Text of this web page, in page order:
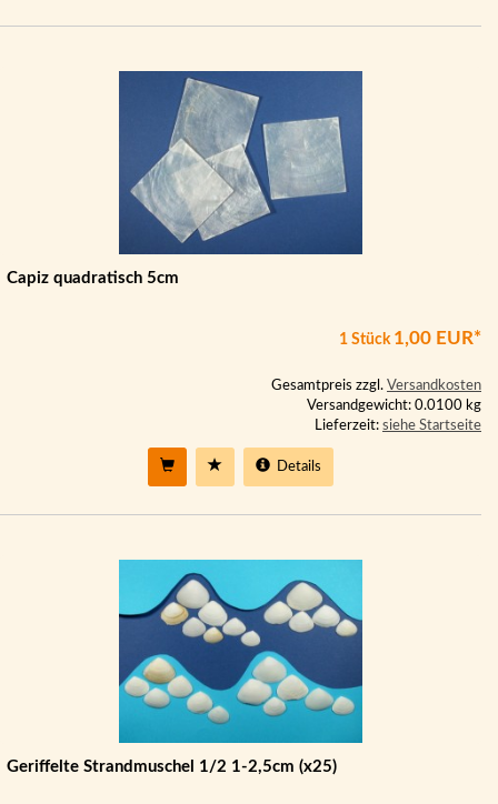
Capiz quadratisch 5cm
1 Stück 1,00 EUR*
Gesamtpreis zzgl. Versandkosten
Versandgewicht: 0.0100 kg
Lieferzeit: siehe Startseite
Details
Geriffelte Strandmuschel 1/2 1-2,5cm (x25)